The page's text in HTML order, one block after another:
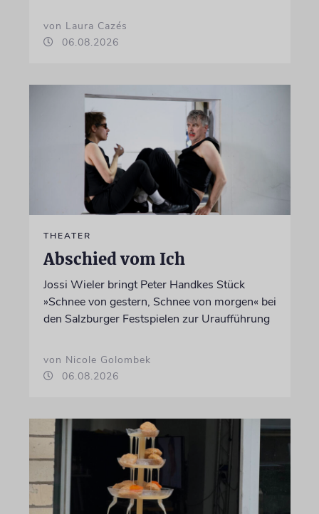
von Laura Cazés
06.08.2026
THEATER
Abschied vom Ich
Jossi Wieler bringt Peter Handkes Stück
»Schnee von gestern, Schnee von morgen« bei
den Salzburger Festspielen zur Uraufführung
von Nicole Golombek
06.08.2026